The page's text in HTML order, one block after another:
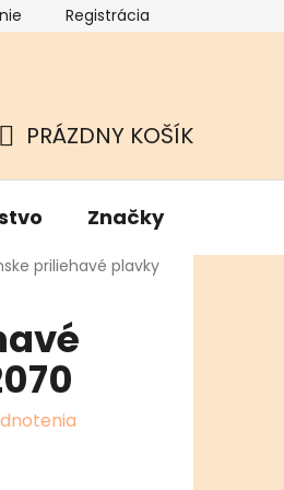
osobných údajov
Registrácia
PRÁZDNY KOŠÍK
Značky
priliehavé plavky